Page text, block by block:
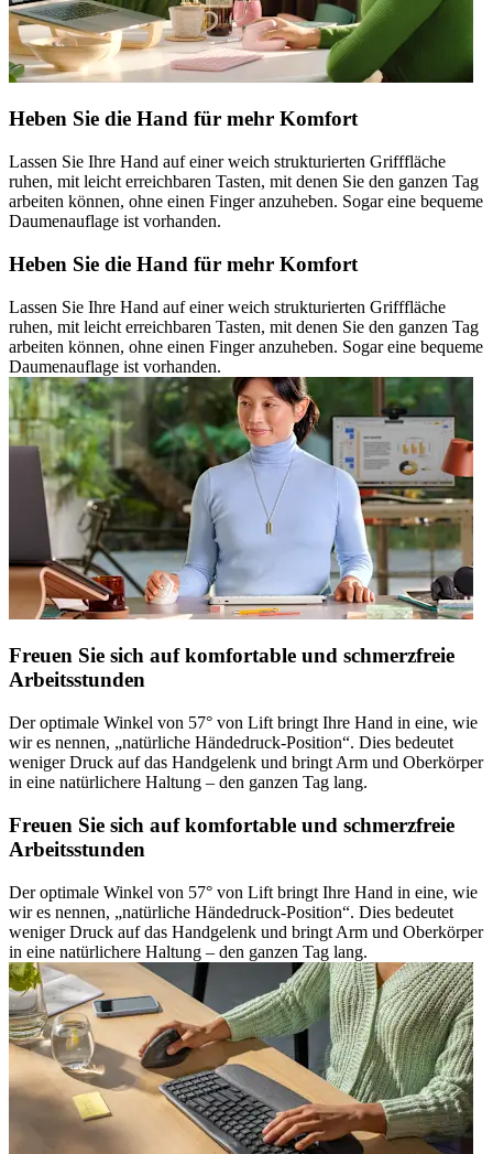
Heben Sie die Hand für mehr Komfort
Lassen Sie Ihre Hand auf einer weich strukturierten Grifffläche
ruhen, mit leicht erreichbaren Tasten, mit denen Sie den ganzen Tag
arbeiten können, ohne einen Finger anzuheben. Sogar eine bequeme
Daumenauflage ist vorhanden.
Heben Sie die Hand für mehr Komfort
Lassen Sie Ihre Hand auf einer weich strukturierten Grifffläche
ruhen, mit leicht erreichbaren Tasten, mit denen Sie den ganzen Tag
arbeiten können, ohne einen Finger anzuheben. Sogar eine bequeme
Daumenauflage ist vorhanden.
Freuen Sie sich auf komfortable und schmerzfreie
Arbeitsstunden
Der optimale Winkel von 57° von Lift bringt Ihre Hand in eine, wie
wir es nennen, „natürliche Händedruck-Position“. Dies bedeutet
weniger Druck auf das Handgelenk und bringt Arm und Oberkörper
in eine natürlichere Haltung – den ganzen Tag lang.
Freuen Sie sich auf komfortable und schmerzfreie
Arbeitsstunden
Der optimale Winkel von 57° von Lift bringt Ihre Hand in eine, wie
wir es nennen, „natürliche Händedruck-Position“. Dies bedeutet
weniger Druck auf das Handgelenk und bringt Arm und Oberkörper
in eine natürlichere Haltung – den ganzen Tag lang.